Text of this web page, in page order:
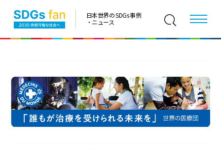
日本世界の SDGs 事例
・ニュース